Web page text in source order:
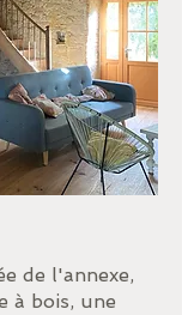
de l'annexe,
à bois, une